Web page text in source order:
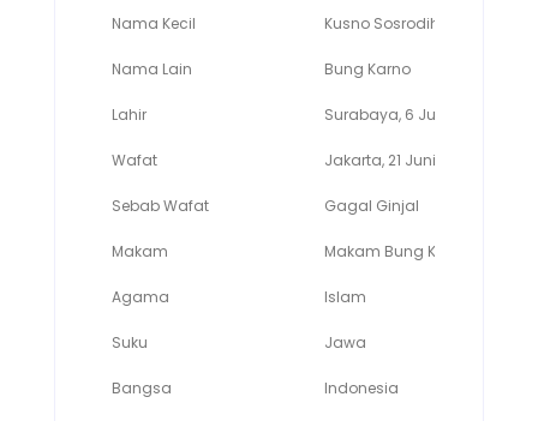
Nama Kecil Kusno Sosrodihardjo
Nama Lain Bung Karno
Lahir Surabaya, 6 Juni 1901
Wafat Jakarta, 21 Juni 1970
Sebab Wafat Gagal Ginjal
Makam Makam Bung Karno, Blitar
Agama Islam
Suku Jawa
Bangsa Indonesia